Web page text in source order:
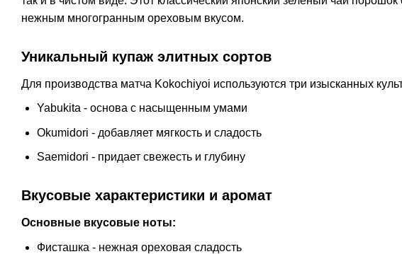
нежным многогранным ореховым вкусом.
Уникальный купаж элитных сортов
Для производства матча Kokochiyoi используются три изысканных
Yabukita - основа с насыщенным умами
Okumidori - добавляет мягкость и сладость
Saemidori - придает свежесть и глубину
Вкусовые характеристики и аромат
Основные вкусовые ноты:
Фисташка - нежная ореховая сладость